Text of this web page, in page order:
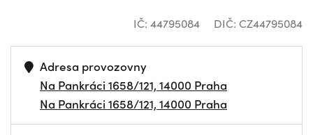
IČ: 44795084 DIČ: CZ44795084
Adresa provozovny
Na Pankráci 1658/121, 14000 Praha
Na Pankráci 1658/121, 14000 Praha